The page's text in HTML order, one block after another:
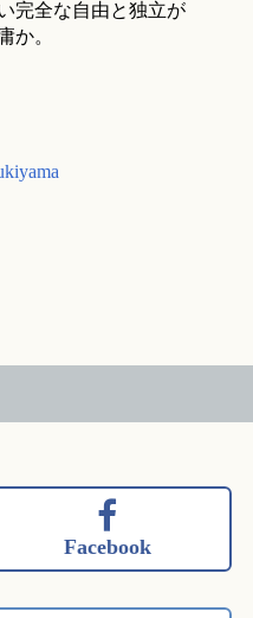
完全な自由と独立が
か。
Facebook